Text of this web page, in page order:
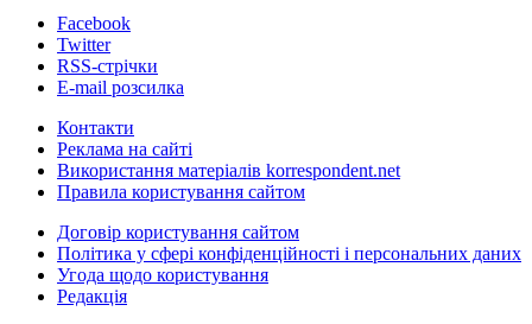
Facebook
Twitter
RSS-стрічки
E-mail розсилка
Контакти
Реклама на сайті
Використання матеріалів korrespondent.net
Правила користування сайтом
Договір користування сайтом
Політика у сфері конфіденційності і персональних даних
Угода щодо користування
Редакція